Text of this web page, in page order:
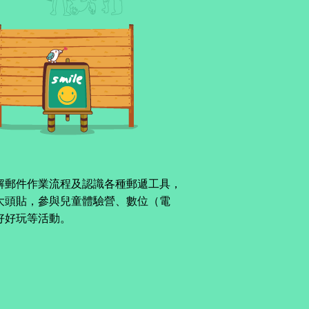
件作業流程及認識各種郵遞工具，
貼，參與兒童體驗營、數位（電
玩等活動。